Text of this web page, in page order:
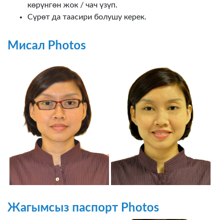
көрүнгөн жок / чач үзүп.
Сүрөт да таасири болушу керек.
Мисал Photos
Жагымсыз паспорт Photos